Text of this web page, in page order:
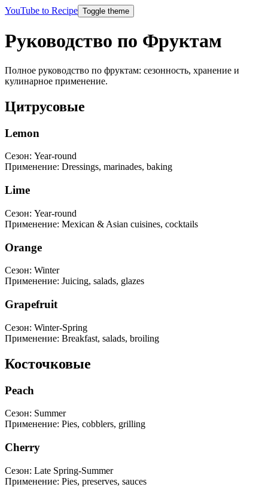
YouTube to Recipe Toggle theme
Руководство по Фруктам
Полное руководство по фруктам: сезонность, хранение и
кулинарное применение.
Цитрусовые
Lemon
Сезон: Year-round
Применение: Dressings, marinades, baking
Lime
Сезон: Year-round
Применение: Mexican & Asian cuisines, cocktails
Orange
Сезон: Winter
Применение: Juicing, salads, glazes
Grapefruit
Сезон: Winter-Spring
Применение: Breakfast, salads, broiling
Косточковые
Peach
Сезон: Summer
Применение: Pies, cobblers, grilling
Cherry
Сезон: Late Spring-Summer
Применение: Pies, preserves, sauces